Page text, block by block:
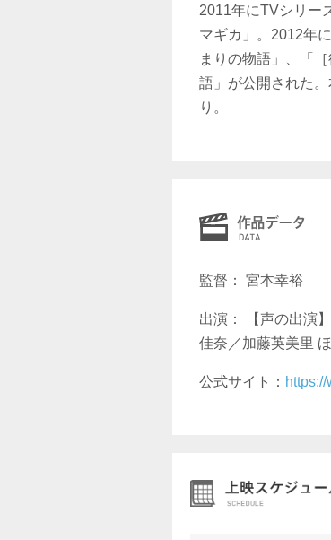
2011年にTVシリー
マギカ」。2012年
まりの物語」、「
語」が公開された
り。
監督： 宮本幸裕
出演： 【声の出演
佳奈／加藤英美里
公式サイト：